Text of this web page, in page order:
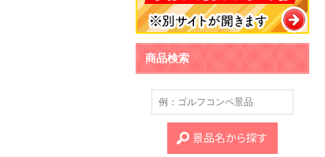
商品検索